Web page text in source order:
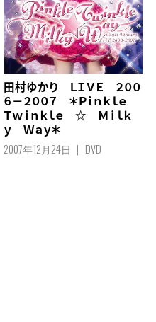
田村ゆかり ＬＩＶＥ ２００
６－２００７ ＊Ｐｉｎｋｌｅ
Ｔｗｉｎｋｌｅ ☆ Ｍｉｌｋ
ｙ Ｗａｙ＊
2007年12月24日 DVD